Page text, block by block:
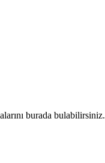
burada bulabilirsiniz.